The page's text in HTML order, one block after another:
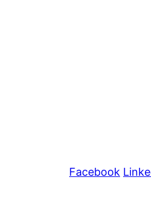
Facebook